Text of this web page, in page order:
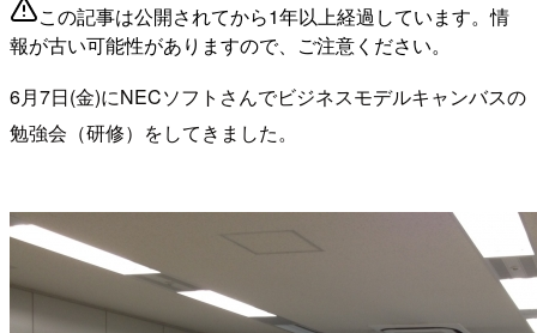
この記事は公開されてから1年以上経過しています。情
報が古い可能性がありますので、ご注意ください。
6月7日(金)にNECソフトさんでビジネスモデルキャンバスの
勉強会（研修）をしてきました。